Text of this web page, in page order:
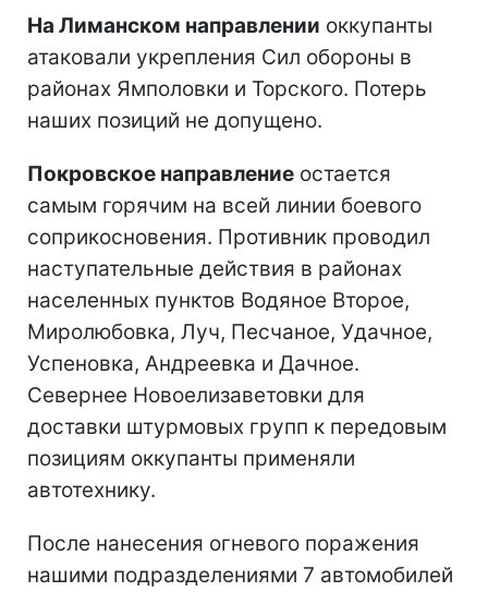
На Лиманском направлении оккупанты
атаковали укрепления Сил обороны в
районах Ямполовки и Торского. Потерь
наших позиций не допущено.
Покровское направление остается
самым горячим на всей линии боевого
соприкосновения. Противник проводил
наступательные действия в районах
населенных пунктов Водяное Второе,
Миролюбовка, Луч, Песчаное, Удачное,
Успеновка, Андреевка и Дачное.
Севернее Новоелизаветовки для
доставки штурмовых групп к передовым
позициям оккупанты применяли
автотехнику.
После нанесения огневого поражения
нашими подразделениями 7 автомобилей